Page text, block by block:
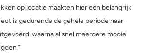
op locatie maakten hier een belangrijk
is gedurende de gehele periode naar
waarna al snel meerdere mooie